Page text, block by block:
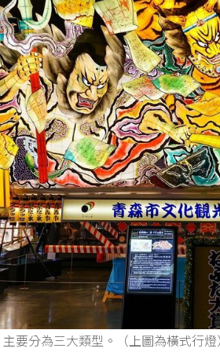
要分為三大類型。（上圖為橫式行